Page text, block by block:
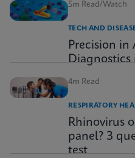
5m Read/Watch
TECH AND
Precision in
Diagnostics
4m Read
RESPIRATORY
Rhinovirus
panel? 3
test